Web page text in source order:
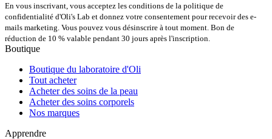
En vous inscrivant, vous acceptez les conditions de la politique de
confidentialité d'Oli's Lab et donnez votre consentement pour recevoir des e-
mails marketing. Vous pouvez vous désinscrire à tout moment. Bon de
réduction de 10 % valable pendant 30 jours après l'inscription.
Boutique
Boutique du laboratoire d'Oli
Tout acheter
Acheter des soins de la peau
Acheter des soins corporels
Nos marques
Apprendre